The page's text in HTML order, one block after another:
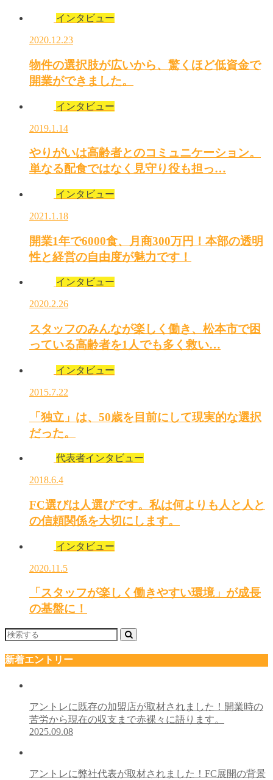
インタビュー
2020.12.23
物件の選択肢が広いから、驚くほど低資金で
開業ができました。
インタビュー
2019.1.14
やりがいは高齢者とのコミュニケーション。
単なる配食ではなく見守り役も担っ…
インタビュー
2021.1.18
開業1年で6000食、月商300万円！本部の透明
性と経営の自由度が魅力です！
インタビュー
2020.2.26
スタッフのみんなが楽しく働き、松本市で困
っている高齢者を1人でも多く救い…
インタビュー
2015.7.22
「独立」は、50歳を目前にして現実的な選択
だった。
代表者インタビュー
2018.6.4
FC選びは人選びです。私は何よりも人と人と
の信頼関係を大切にします。
インタビュー
2020.11.5
「スタッフが楽しく働きやすい環境」が成長
の基盤に！
新着エントリー
アントレに既存の加盟店が取材されました！開業時の
苦労から現在の収支まで赤裸々に語ります。
2025.09.08
アントレに弊社代表が取材されました！FC展開の背景